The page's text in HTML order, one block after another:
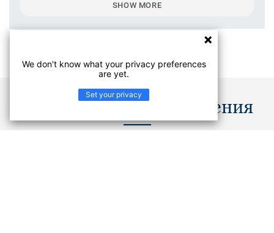
SHOW MORE
Документы и изображения
We don't know what your privacy preferences
are yet.
Set your privacy